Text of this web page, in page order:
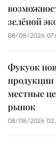
зелёной
08/08/2026
Фукуок
продукции
местные
рынок
08/08/2026